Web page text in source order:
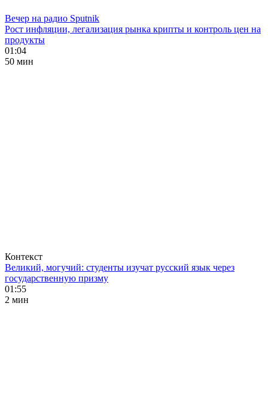
Вечер на радио Sputnik
Рост инфляции, легализация рынка крипты и контроль цен на
продукты
01:04
50 мин
Контекст
Великий, могучий: студенты изучат русский язык через
государственную призму
01:55
2 мин